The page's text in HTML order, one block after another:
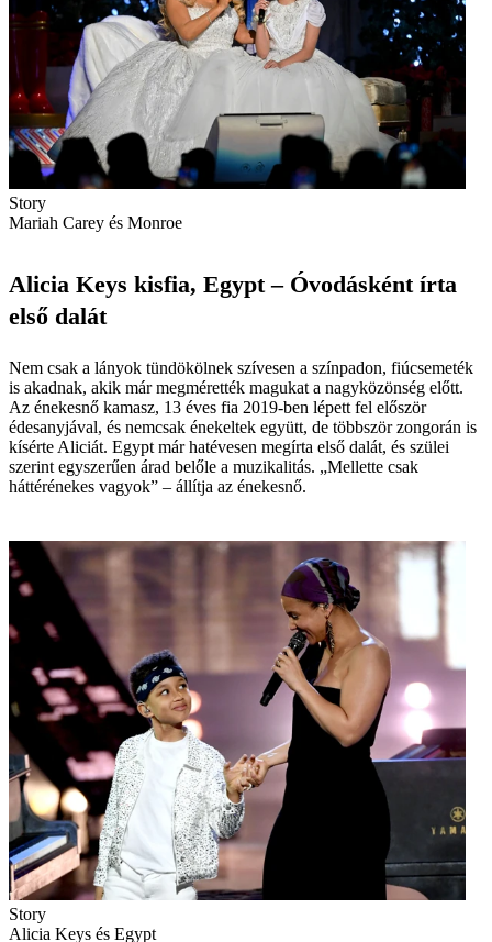
Story
Mariah Carey és Monroe
Alicia Keys kisfia, Egypt – Óvodásként írta
első dalát
Nem csak a lányok tündökölnek szívesen a színpadon, fiúcsemeték
is akadnak, akik már megmérették magukat a nagyközönség előtt.
Az énekesnő kamasz, 13 éves fia 2019-ben lépett fel először
édesanyjával, és nemcsak énekeltek együtt, de többször zongorán is
kísérte Aliciát. Egypt már hatévesen megírta első dalát, és szülei
szerint egyszerűen árad belőle a muzikalitás. „Mellette csak
háttérénekes vagyok” – állítja az énekesnő.
Story
Alicia Keys és Egypt